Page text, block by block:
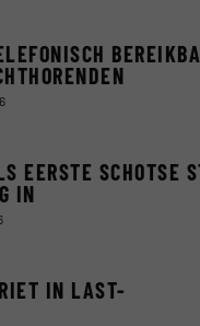
EERSTE SCHOTSE
IN
IN LAST-